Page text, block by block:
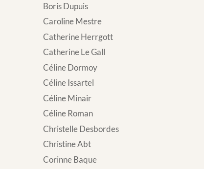
Boris Dupuis
Caroline Mestre
Catherine Herrgott
Catherine Le Gall
Céline Dormoy
Céline Issartel
Céline Minair
Céline Roman
Christelle Desbordes
Christine Abt
Corinne Baque